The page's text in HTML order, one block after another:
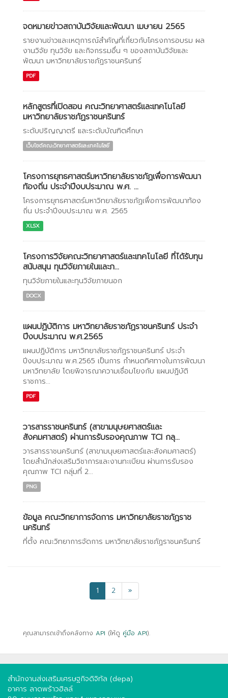
จดหมายข่าวสถาบันวิจัยและพัฒนา เมษายน 2565
รายงานข่าวและเหตุการณ์สำคัญที่เกี่ยวกับโครงการอบรม ผล
งานวิจัย ทุนวิจัย และกิจกรรมอื่น ๆ ของสถาบันวิจัยและ
พัฒนา มหาวิทยาลัยราชภัฏราชนครินทร์
PDF
หลักสูตรที่เปิดสอน คณะวิทยาศาสตร์และเทคโนโลยี
มหาวิทยาลัยราชภัฏราชนครินทร์
ระดับปริญญาตรี และระดับบัณฑิตศึกษา
เว็บไซต์คณะวิทยาศาสตร์และเทคโนโลยี
โครงการยุทธศาสตร์มหาวิทยาลัยราชภัฏเพื่อการพัฒนา
ท้องถิ่น ประจำปีงบประมาณ พ.ศ. ...
โครงการยุทธศาสตร์มหาวิทยาลัยราชภัฏเพื่อการพัฒนาท้อง
ถิ่น ประจำปีงบประมาณ พ.ศ. 2565
XLSX
โครงการวิจัยคณะวิทยาศาสตร์และเทคโนโลยี ที่ได้รับทุน
สนับสนุน ทุนวิจัยภายในและภ...
ทุนวิจัยภายในและทุนวิจัยภายนอก
DOCX
แผนปฏิบัติการ มหาวิทยาลัยราชภัฏราชนครินทร์ ประจำ
ปีงบประมาณ พ.ศ.2565
แผนปฏิบัติการ มหาวิทยาลัยราชภัฏราชนครินทร์ ประจำ
ปีงบประมาณ พ.ศ.2565 เป็นการ กำหนดทิศทางในการพัฒนา
มหาวิทยาลัย โดยพิจารณาความเชื่อมโยงกับ แผนปฏิบัติ
ราชการ...
PDF
วารสารราชนครินทร์ (สาขามนุษยศาสตร์และ
สังคมศาสตร์) ผ่านการรับรองคุณภาพ TCI กลุ...
วารสารราชนครินทร์ (สาขามนุษยศาสตร์และสังคมศาสตร์)
โดยสำนักส่งเสริมวิชาการและงานทะเบียน ผ่านการรับรอง
คุณภาพ TCI กลุ่มที่ 2...
PNG
ข้อมูล คณะวิทยาการจัดการ มหาวิทยาลัยราชภัฏราช
นครินทร์
ที่ตั้ง คณะวิทยาการจัดการ มหาวิทยาลัยราชภัฏราชนครินทร์
1 2 »
คุณสามารถเข้าถึงคลังทาง API (ให้ดู คู่มือ API).
สำนักงานส่งเสริมเศรษฐกิจดิจิทัล (depa)
อาคาร ลาดพร้าวฮิลล์